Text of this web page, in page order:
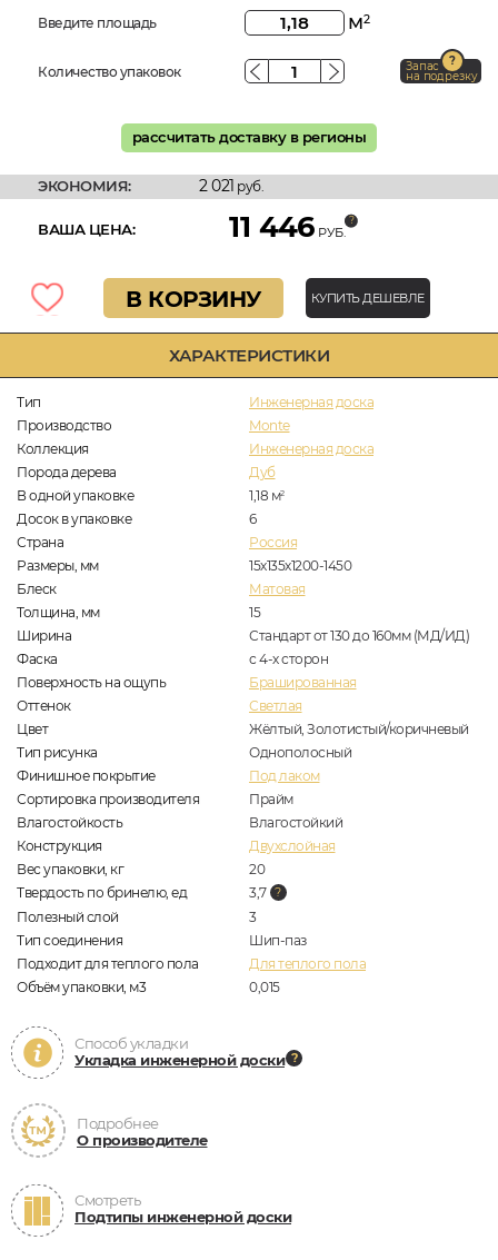
ХАРАКТЕРИСТИКИ
Тип
Инженерная доска
Производство
Monte
Коллекция
Инженерная доска
Порода дерева
Дуб
В одной упаковке
1,18 м2
Досок в упаковке
6
Страна
Россия
Размеры, мм
15х135х1200-1450
Блеск
Матовая
Толщина, мм
15
Ширина
Стандарт от 130 до 160мм (МД/ИД)
Фаска
с 4-х сторон
Поверхность на ощупь
Брашированная
Оттенок
Светлая
Цвет
Жёлтый, Золотистый/коричневый
Тип рисунка
Однополосный
Финишное покрытие
Под лаком
Сортировка производителя
Прайм
Влагостойкость
Влагостойкий
Конструкция
Двухслойная
Вес упаковки, кг
20
Твердость по бринелю, ед
3,7
Полезный слой
3
Тип соединения
Шип-паз
Подходит для теплого пола
Для теплого пола
Объём упаковки, м3
0,015
Способ укладки
Укладка инженерной доски
Подробнее
О производителе
Смотреть
Подтипы инженерной доски
Введите площадь м2
Количество упаковок Запас
на подрезку
рассчитать доставку в регионы
ЭКОНОМИЯ: 2 021 руб.
ВАША ЦЕНА: 11 446 РУБ.
В КОРЗИНУ КУПИТЬ ДЕШЕВЛЕ